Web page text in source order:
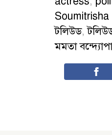
Soumitrisha
টলিউড,
মমতা